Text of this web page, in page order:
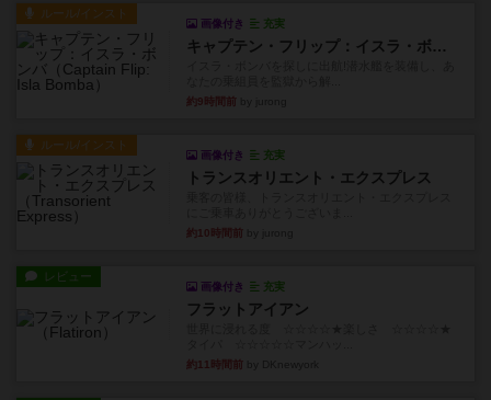
ルール/インスト
画像付き 充実
キャプテン・フリップ：イスラ・ボンバ
約9時間前
ルール/インスト
画像付き 充実
トランスオリエント・エクスプレス
約10時間前
レビュー
画像付き 充実
フラットアイアン
約11時間前